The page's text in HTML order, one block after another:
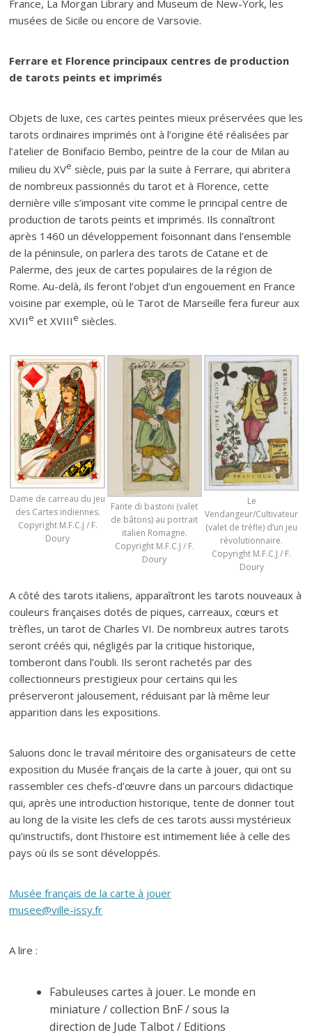
France, La Morgan Library and Museum de New-York, les
musées de Sicile ou encore de Varsovie.
Ferrare et Florence principaux centres de production
de tarots peints et imprimés
Objets de luxe, ces cartes peintes mieux préservées que les
tarots ordinaires imprimés ont à l’origine été réalisées par
l’atelier de Bonifacio Bembo, peintre de la cour de Milan au
milieu du XVe siècle, puis par la suite à Ferrare, qui abritera
de nombreux passionnés du tarot et à Florence, cette
dernière ville s’imposant vite comme le principal centre de
production de tarots peints et imprimés. Ils connaîtront
après 1460 un développement foisonnant dans l’ensemble
de la péninsule, on parlera des tarots de Catane et de
Palerme, des jeux de cartes populaires de la région de
Rome. Au-delà, ils feront l’objet d’un engouement en France
voisine par exemple, où le Tarot de Marseille fera fureur aux
XVIIe et XVIIIe siècles.
Dame de carreau du jeu
des Cartes indiennes.
Copyright M.F.C.J / F.
Doury
Fante di bastoni (valet
de bâtons) au portrait
italien Romagne.
Copyright M.F.C.J / F.
Doury
Le
Vendangeur/Cultivateur
(valet de trèfle) d’un jeu
révolutionnaire.
Copyright M.F.C.J / F.
Doury
A côté des tarots italiens, apparaîtront les tarots nouveaux à
couleurs françaises dotés de piques, carreaux, cœurs et
trèfles, un tarot de Charles VI. De nombreux autres tarots
seront créés qui, négligés par la critique historique,
tomberont dans l’oubli. Ils seront rachetés par des
collectionneurs prestigieux pour certains qui les
préserveront jalousement, réduisant par là même leur
apparition dans les expositions.
Saluons donc le travail méritoire des organisateurs de cette
exposition du Musée français de la carte à jouer, qui ont su
rassembler ces chefs-d’œuvre dans un parcours didactique
qui, après une introduction historique, tente de donner tout
au long de la visite les clefs de ces tarots aussi mystérieux
qu’instructifs, dont l’histoire est intimement liée à celle des
pays où ils se sont développés.
Musée français de la carte à jouer
musee@ville-issy.fr
A lire :
Fabuleuses cartes à jouer. Le monde en
miniature / collection BnF / sous la
direction de Jude Talbot / Editions